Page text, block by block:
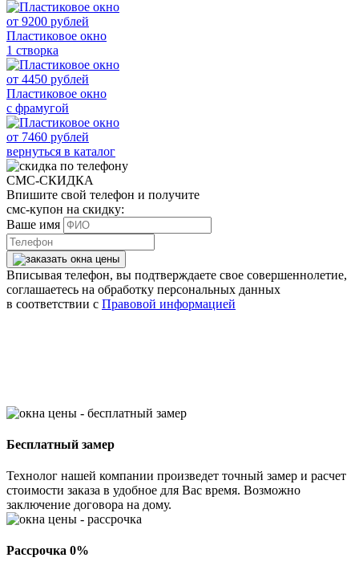
от 9200 рублей
Пластиковое окно
1 створка
от 4450 рублей
Пластиковое окно
с фрамугой
от 7460 рублей
вернуться в каталог
СМС-СКИДКА
Впишите свой телефон и получите
смс-купон на скидку:
Ваше имя
Вписывая телефон, вы подтверждаете свое совершеннолетие,
соглашаетесь на обработку персональных данных
в соответствии с Правовой информацией
Бесплатный замер
Технолог нашей компании произведет точный замер и расчет
стоимости заказа в удобное для Вас время. Возможно
заключение договора на дому.
Рассрочка 0%